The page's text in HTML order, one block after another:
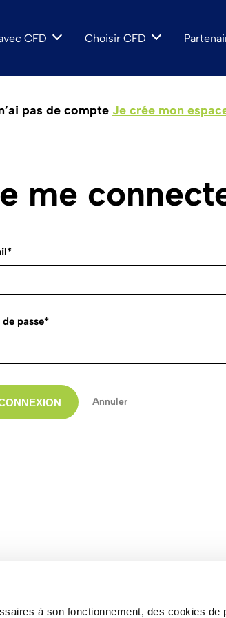
à son fonctionnement, des cookies de
CFD
Les dispositifs pour
Choisir CFD
engagé Partenaire de vos grands
pas de compte Je crée mon
me
passe*
Annuler